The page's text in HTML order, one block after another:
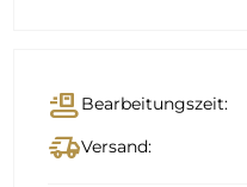
conveyor_beltBearbeitungszeit:
delivery_truck_speedVersand: